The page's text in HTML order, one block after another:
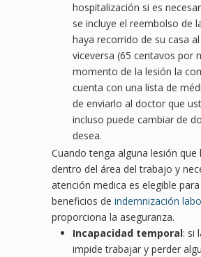
hospitalización si es
se incluye el reembolso de
haya recorrido de su casa
viceversa (65 centavos por
momento de la lesión la
cuenta con una lista de
de enviarlo al doctor que
incluso puede cambiar de
desea.
Cuando tenga alguna lesión que
dentro del área del trabajo y
atención medica es elegible
beneficios de indemnización
proporciona la aseguranza.
Incapacidad temporal: si
impide trabajar y perder